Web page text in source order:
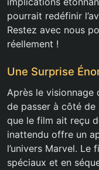
pourrait redéfinir
Restez avec nous
réellement !
Une Surprise
Après le visionnage
de passer à côté de
que le film ait reçu
inattendu offre un
l’univers Marvel.
spéciaux et en